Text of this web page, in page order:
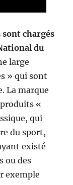
chargés
du
large
» qui sont
La marque
«
qui
du sport,
existé
ou des
exemple